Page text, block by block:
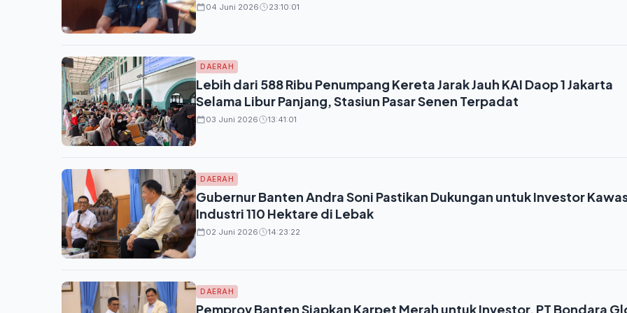
04 Juni 2026 23:10:01
DAERAH
Lebih dari 588 Ribu Penumpang Kereta Jarak Jauh KAI Daop 1 Jakarta
Selama Libur Panjang, Stasiun Pasar Senen Terpadat
03 Juni 2026 13:41:01
DAERAH
Gubernur Banten Andra Soni Pastikan Dukungan untuk Investor
Industri 110 Hektare di Lebak
02 Juni 2026 14:23:22
DAERAH
Pemprov Banten Siapkan Karpet Merah untuk Investor, PT Bondara